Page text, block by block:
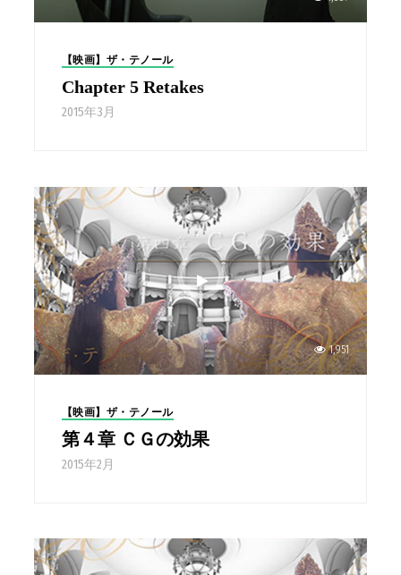
【映画】ザ・テノール
Chapter 5 Retakes
2015年3月
1,951
【映画】ザ・テノール
第４章 ＣＧの効果
2015年2月